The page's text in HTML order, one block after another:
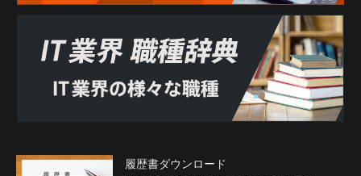
者に損害を加える目的をもってするなど、不当に反社会的
勢力を利用していると認められる関係を有すること
(4) 反社会的勢力に対して資金等を提供し、または便宜を供
与するなどの関与をしていると認められる関係を有するこ
(5) 役員または経営に実質的に関与している者が反社会的勢
力と社会的に非難されるべき関係を有すること
該当する行為を行わないことを確約するものとします。
(1) 暴力的な要求行為履歴書ダウンロード